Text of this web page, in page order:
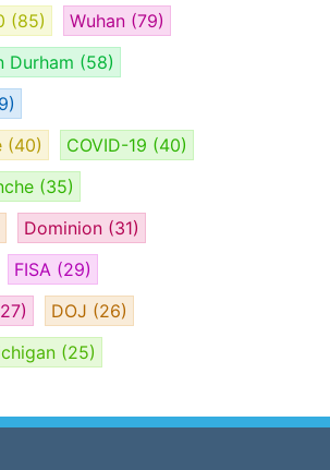
(85) Wuhan (79)
Durham (58)
(40) COVID-19 (40)
(35)
Dominion (31)
FISA (29)
DOJ (26)
(25)